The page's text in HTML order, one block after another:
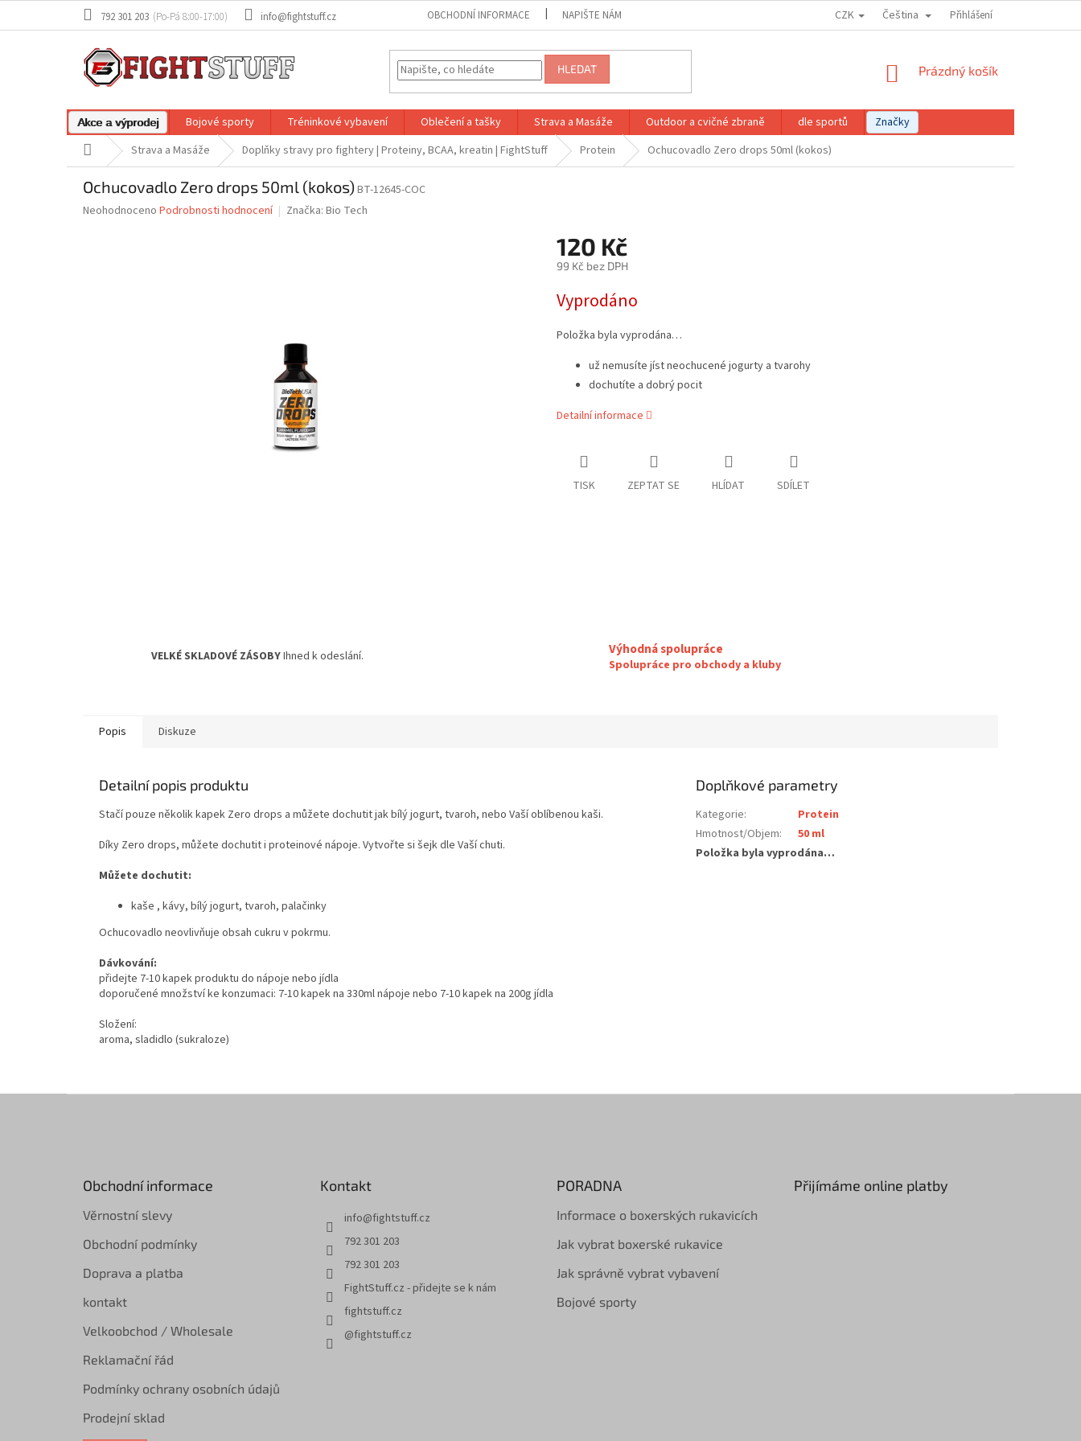
792 301 203 info@fightstuff.cz OBCHODNÍ INFORMACE NAPIŠTE NÁM CZK Čeština Přihlášení
HLEDAT
NÁKUPNÍ
Prázdný košík
Akce a výprodej Bojové sporty Tréninkové vybavení Oblečení a tašky Strava a Masáže Outdoor a cvičné zbraně dle sportů
Značky
Domů Strava a Masáže Doplňky stravy pro fightery | Proteiny, BCAA, kreatin | FightStuff Protein Ochucovadlo Zero drops 50ml (kokos)
Ochucovadlo Zero drops 50ml (kokos)BT-12645-COC
Průměrné
Neohodnoceno Podrobnosti hodnocení Značka: Bio Tech
120 Kč
99 Kč bez DPH
cena:
Vyprodáno
Položka byla vyprodána…
už nemusíte jíst neochucené jogurty a tvarohy
dochutíte a dobrý pocit
Detailní informace
TISK ZEPTAT SE HLÍDAT SDÍLET
VELKÉ SKLADOVÉ ZÁSOBYIhned k odeslání. Výhodná spolupráce
Spolupráce pro obchody a kluby
Popis Diskuze
Detailní popis produktu
Stačí pouze několik kapek Zero drops a můžete dochutit jak bílý jogurt, tvaroh, nebo Vaší oblíbenou kaši.
Díky Zero drops, můžete dochutit i proteinové nápoje. Vytvořte si šejk dle Vaší chuti.
Můžete dochutit:
kaše , kávy, bílý jogurt, tvaroh, palačinky
Ochucovadlo neovlivňuje obsah cukru v pokrmu.
Dávkování:
přidejte 7-10 kapek produktu do nápoje nebo jídla
doporučené množství ke konzumaci: 7-10 kapek na 330ml nápoje nebo 7-10 kapek na 200g jídla
Složení:
aroma, sladidlo (sukraloze)
Doplňkové parametry
Kategorie:
Protein
Hmotnost/Objem:
50 ml
Položka byla vyprodána…
Obchodní informace
Věrnostní slevy
Obchodní podmínky
Doprava a platba
kontakt
Velkoobchod / Wholesale
Reklamační řád
Podmínky ochrany osobních údajů
Prodejní sklad
Kontakt
info@fightstuff.cz
792 301 203
792 301 203
FightStuff.cz - přidejte se k nám
fightstuff.cz
@fightstuff.cz
PORADNA
Informace o boxerských rukavicích
Jak vybrat boxerské rukavice
Jak správně vybrat vybavení
Bojové sporty
Přijímáme online platby